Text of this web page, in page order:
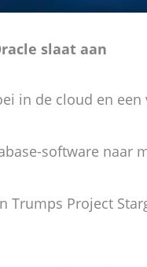
slaat aan
in de cloud en
software naar
Trumps Project